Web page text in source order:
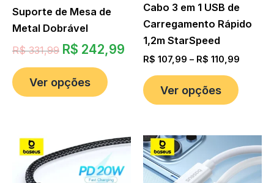
Suporte de Mesa de
Metal Dobrável
R$331,99 R$ 242,99
Ver opções
Cabo 3 em 1 USB de
Carregamento Rápido
1,2m StarSpeed
R$ 107,99 – R$ 110,99
Ver opções